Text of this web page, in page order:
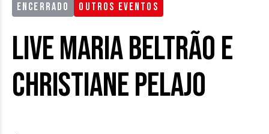
ENCERRADO OUTROS EVENTOS
Live Maria Beltrão e
Christiane Pelajo